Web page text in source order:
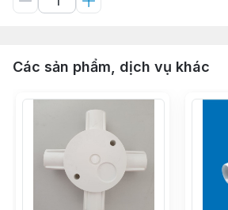
Các sản phẩm, dịch vụ khác